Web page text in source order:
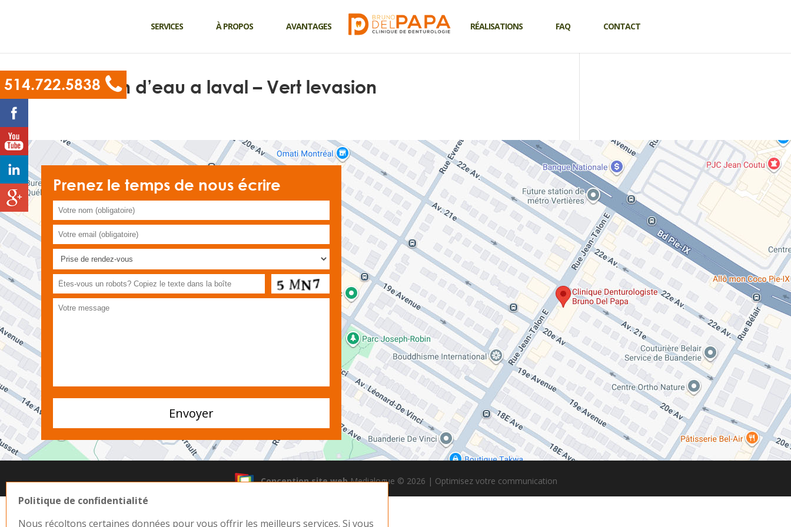
514.722.5838
SERVICES À PROPOS AVANTAGES RÉALISATIONS FAQ CONTACT
Bassin d’eau a laval – Vert levasion
Prenez le temps de nous écrire
Conception site webMedialogue © 2026 | Optimisez votre communication
Politique de confidentialité
Nous récoltons certaines données pour vous offrir les meilleurs services. Si vous